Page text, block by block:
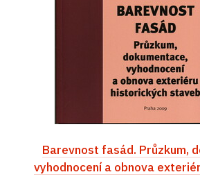
Barevnost fasád. Průzkum,
vyhodnocení a obnova